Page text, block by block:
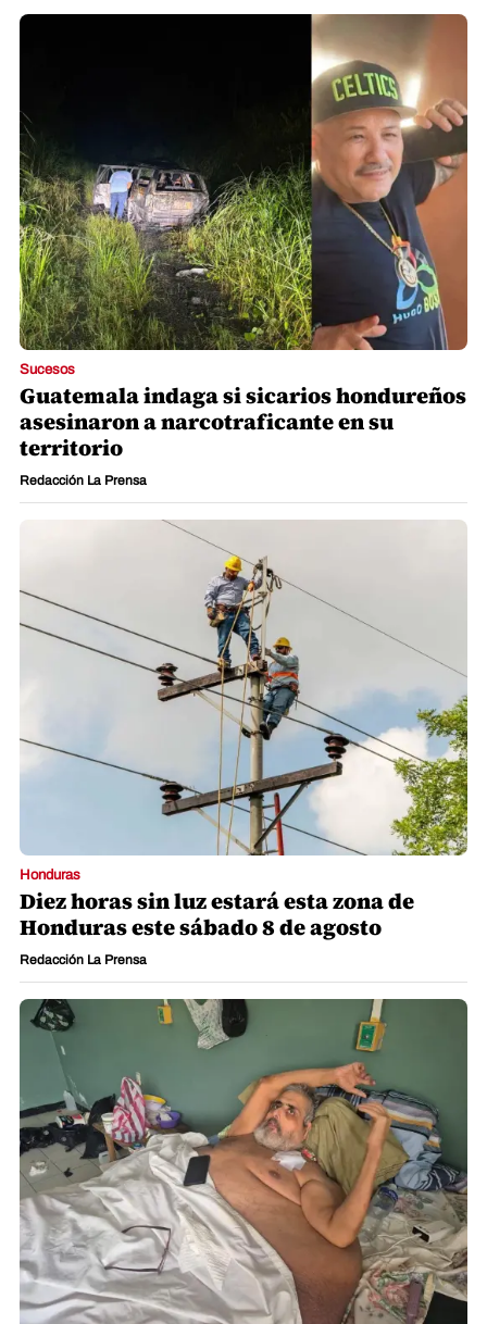
Sucesos
Guatemala indaga si sicarios hondureños
asesinaron a narcotraficante en su
territorio
Redacción La Prensa
Honduras
Diez horas sin luz estará esta zona de
Honduras este sábado 8 de agosto
Redacción La Prensa